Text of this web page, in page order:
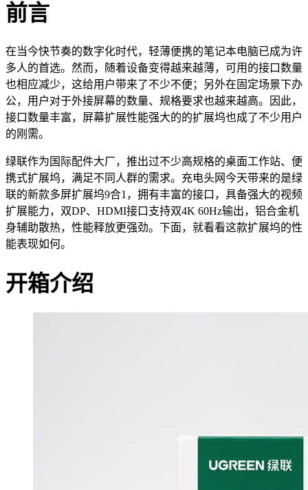
前言
在当今快节奏的数字化时代，轻薄便携的笔记本电脑已成为许
多人的首选。然而，随着设备变得越来越薄，可用的接口数量
也相应减少，这给用户带来了不少不便；另外在固定场景下办
公，用户对于外接屏幕的数量、规格要求也越来越高。因此，
接口数量丰富，屏幕扩展性能强大的的扩展坞也成了不少用户
的刚需。
绿联作为国际配件大厂，推出过不少高规格的桌面工作站、便
携式扩展坞，满足不同人群的需求。充电头网今天带来的是绿
联的新款多屏扩展坞9合1，拥有丰富的接口，具备强大的视频
扩展能力，双DP、HDMI接口支持双4K 60Hz输出，铝合金机
身辅助散热，性能释放更强劲。下面，就看看这款扩展坞的性
能表现如何。
开箱介绍